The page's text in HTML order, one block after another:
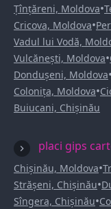
Țînțăreni, Moldova•
Cricova, Moldova•
Vadul lui Vodă,
Vulcănești, Moldova•
Dondușeni, Moldova•
Colonița, Moldova•
Buiucani, Chișinău
placi gips
Chișinău, Moldova•
Strășeni, Chișinău•
Sîngera, Chișinău•